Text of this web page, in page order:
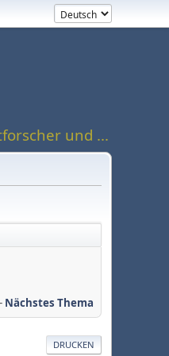
und ...
- Nächstes Thema
DRUCKEN